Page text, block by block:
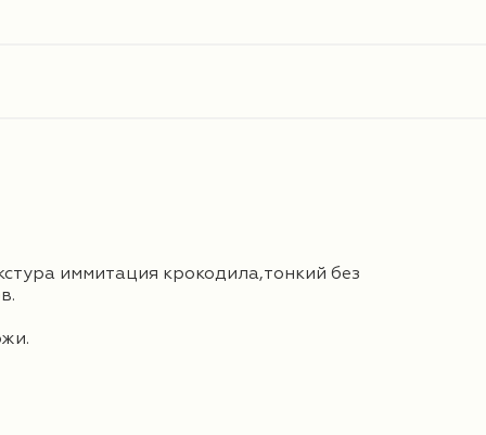
иммитация крокодила,тонкий без